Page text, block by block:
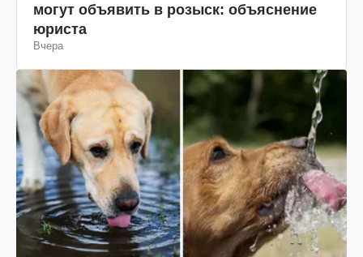
могут объявить в розыск: объяснение
юриста
Вчера